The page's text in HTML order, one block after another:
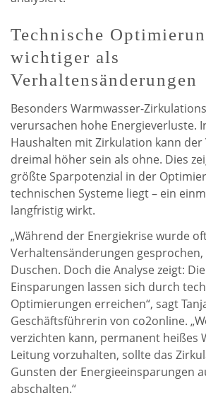
Technische
wichtiger als
Verhaltensänderungen
Besonders Warmwasser-
verursachen hohe Energieverluste.
Haushalten mit Zirkulation kann der
dreimal höher sein als ohne. Dies
größte Sparpotenzial in der
technischen Systeme liegt – ein
langfristig wirkt.
„Während der Energiekrise wurde
Verhaltensänderungen gesprochen,
Duschen. Doch die Analyse zeigt:
Einsparungen lassen sich durch
Optimierungen erreichen“, sagt
Geschäftsführerin von co2online.
verzichten kann, permanent heißes
Leitung vorzuhalten, sollte das
Gunsten der Energieeinsparungen
abschalten.“